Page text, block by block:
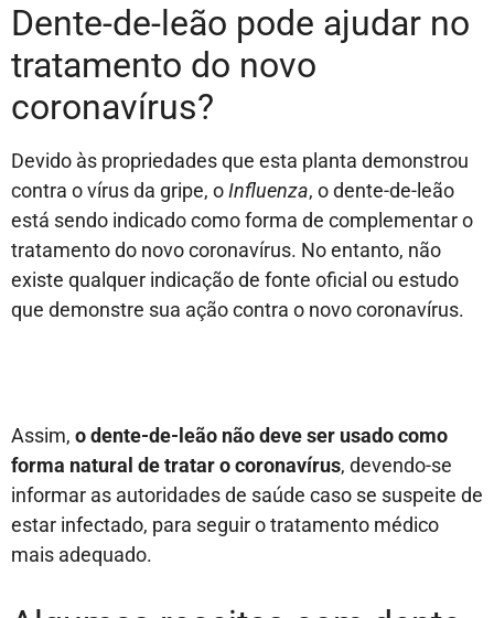
Dente-de-leão pode ajudar no
tratamento do novo
coronavírus?
Devido às propriedades que esta planta demonstrou
contra o vírus da gripe, oInfluenza, o dente-de-leão
está sendo indicado como forma de complementar o
tratamento do novo coronavírus. No entanto, não
existe qualquer indicação de fonte oficial ou estudo
que demonstre sua ação contra o novo coronavírus.
Assim, o dente-de-leão não deve ser usado como
forma natural de tratar o coronavírus, devendo-se
informar as autoridades de saúde caso se suspeite de
estar infectado, para seguir o tratamento médico
mais adequado.